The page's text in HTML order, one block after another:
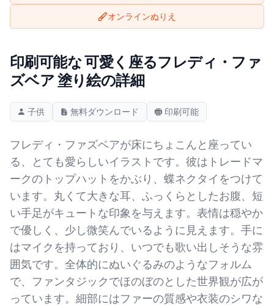
オンラインぬりえ
印刷可能な 可愛く座るフレディ・ファ
ズベア 塗り絵の詳細
子供 無料ダウンロード 印刷可能
フレディ・ファズベアが床にちょこんと座ってい
る、とても愛らしいイラストです。彼はトレードマ
ークのトップハットをかぶり、蝶ネクタイをつけて
います。丸くて大きな耳、ふっくらとしたお腹、短
い手足がキュートな印象を与えます。表情は穏やか
で優しく、少し微笑んでいるように見えます。手に
はマイクを持っており、いつでも歌い出しそうな雰
囲気です。全体的にぬいぐるみのようなフォルム
で、ファンタジックでほのぼのとした世界観が広が
っています。細部にはファーの質感や衣装のシワな